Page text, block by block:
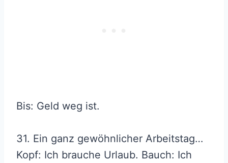
Bis: Geld weg ist.
31. Ein ganz gewöhnlicher Arbeitstag…
Kopf: Ich brauche Urlaub. Bauch: Ich